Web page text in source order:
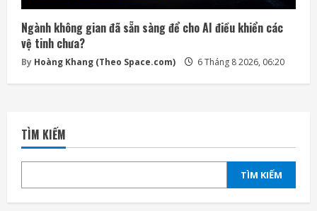
Ngành không gian đã sẵn sàng để cho AI điều khiển các
vệ tinh chưa?
By Hoàng Khang (Theo Space.com) 6 Tháng 8 2026, 06:20
TÌM KIẾM
TÌM KIẾM